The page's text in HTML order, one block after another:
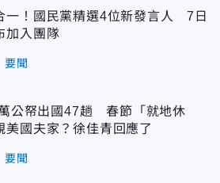
一！國民黨精選4位新發言人 7日
加入團隊
要聞
公帑出國47趟 春節「就地休
美國夫家？徐佳青回應了
要聞